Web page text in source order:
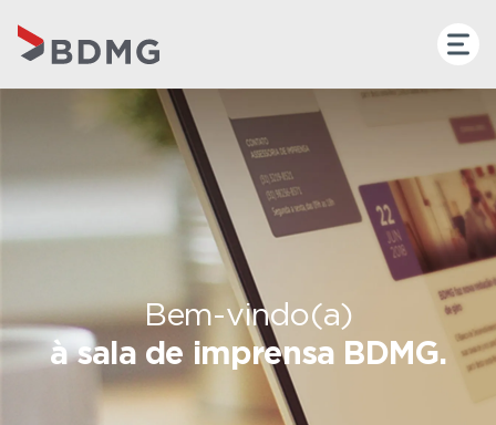
Bem-vindo(a)
à sala de imprensa BDMG.